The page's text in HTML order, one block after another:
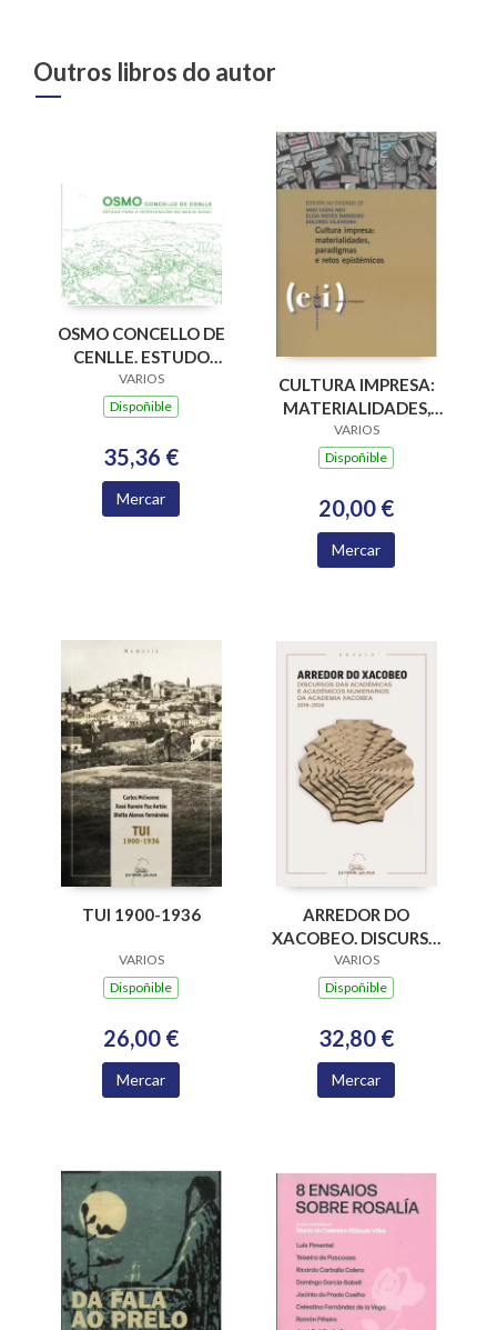
Outros libros do autor
OSMO CONCELLO DE
CENLLE. ESTUDO
PARA A
INTERVENCION NO
VARIOS
Dispoñible
35,36 €
Mercar
CULTURA IMPRESA:
MATERIALIDADES,
PARADIGMAS E
RETOS EPISTÉMICOS
VARIOS
Dispoñible
20,00 €
Mercar
TUI 1900-1936
VARIOS
Dispoñible
26,00 €
Mercar
ARREDOR DO
XACOBEO. DISCURSO
DAS ACADEMICAS E
ACADEMICOS
ACADEMIA
XACOBEA 2016-2024
VARIOS
Dispoñible
32,80 €
Mercar